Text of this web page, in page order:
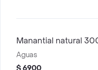
Manantial natural
Aguas